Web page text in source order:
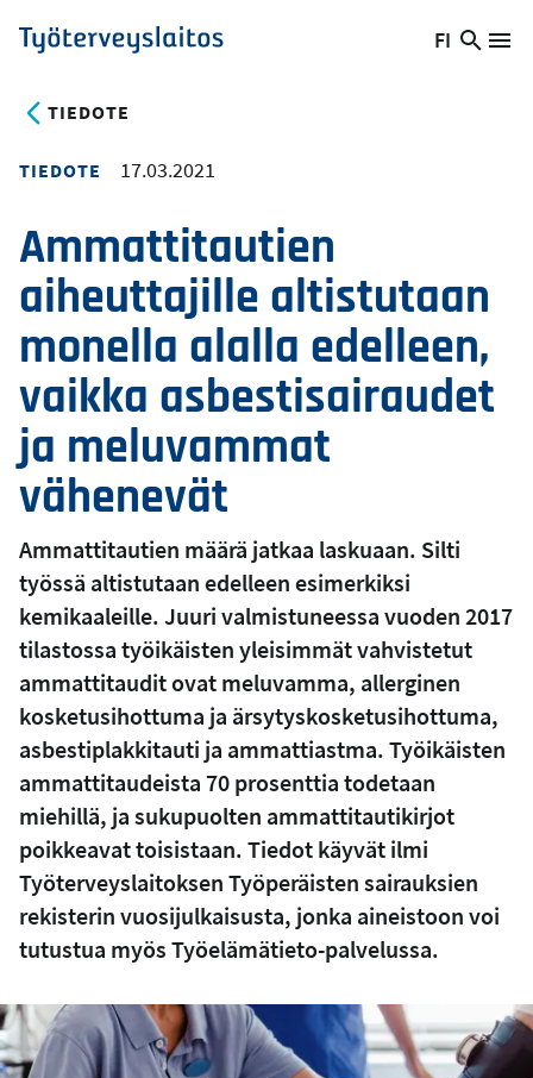
Hyppää
pääsisältöön
Työterveyslaitos
Vaihda
FI
Hae
TIEDOTE
TIEDOTE 17.03.2021
Ammattitautien
aiheuttajille altistutaan
monella alalla edelleen,
vaikka asbestisairaudet
ja meluvammat
vähenevät
Ammattitautien määrä jatkaa laskuaan. Silti
työssä altistutaan edelleen esimerkiksi
kemikaaleille. Juuri valmistuneessa vuoden 2017
tilastossa työikäisten yleisimmät vahvistetut
ammattitaudit ovat meluvamma, allerginen
kosketusihottuma ja ärsytyskosketusihottuma,
asbestiplakkitauti ja ammattiastma. Työikäisten
ammattitaudeista 70 prosenttia todetaan
miehillä, ja sukupuolten ammattitautikirjot
poikkeavat toisistaan. Tiedot käyvät ilmi
Työterveyslaitoksen Työperäisten sairauksien
rekisterin vuosijulkaisusta, jonka aineistoon voi
tutustua myös Työelämätieto-palvelussa.